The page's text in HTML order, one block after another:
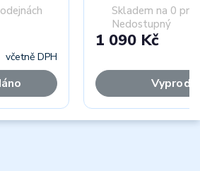
včetně DPH
Skladem na 0
Nedostupný
1 090 Kč